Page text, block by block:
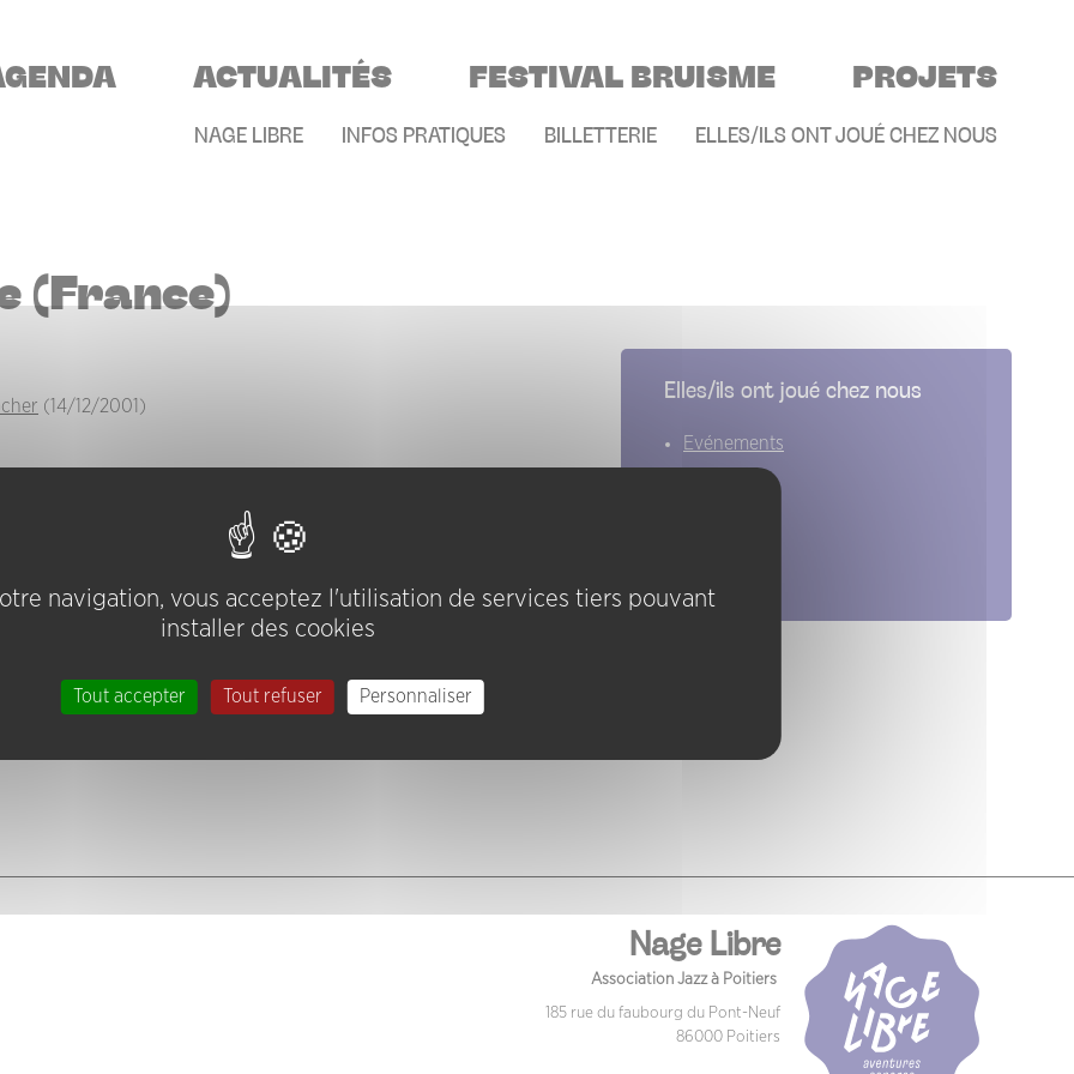
PRINCIPALE
ACTUALITÉS FESTIVAL BRUISME PROJETS
MENU SECONDAIRE
NAGE LIBRE INFOS PRATIQUES BILLETTERIE ELLES/ILS ONT JOUÉ CHEZ NOUS
(France)
(14/12/2001)
Elles/ils ont joué chez nous
Evénements
Nage Libre
Association Jazz à Poitiers
185 rue du faubourg du Pont-Neuf
86000 Poitiers
navigation, vous acceptez l'utilisation de services tiers pouvant
installer des cookies
Tout accepter Tout refuser Personnaliser